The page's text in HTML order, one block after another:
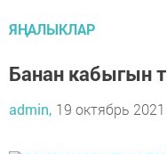
ЯҢАЛЫКЛАР
Банан кабыгын
admin, 19 октябрь